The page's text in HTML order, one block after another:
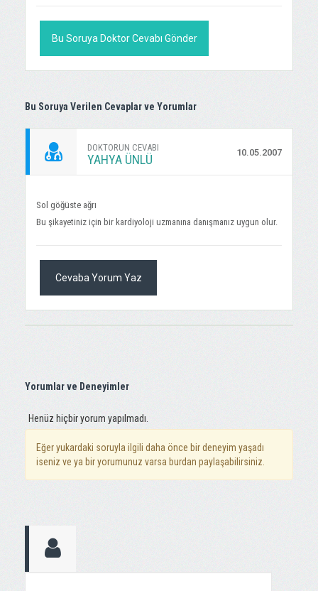
Bu Soruya Doktor Cevabı Gönder
Bu Soruya Verilen Cevaplar ve Yorumlar
DOKTORUN CEVABI
YAHYA ÜNLÜ 10.05.2007
Sol göğüste ağrı
Bu şikayetiniz için bir kardiyoloji uzmanına danışmanız uygun olur.
Cevaba Yorum Yaz
Yorumlar ve Deneyimler
Henüz hiçbir yorum yapılmadı.
Eğer yukardaki soruyla ilgili daha önce bir deneyim yaşadı
iseniz ve ya bir yorumunuz varsa burdan paylaşabilirsiniz.